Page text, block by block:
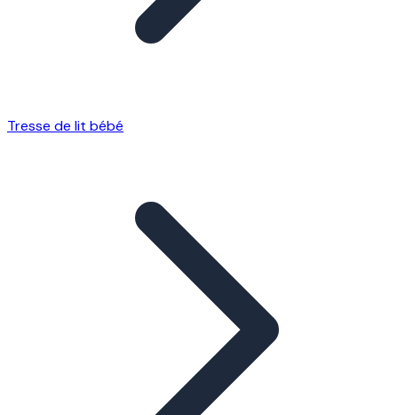
Tresse de lit bébé